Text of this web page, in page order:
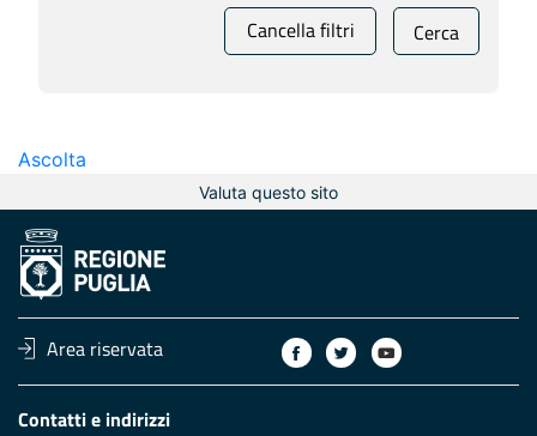
Cancella filtri Cerca
Ascolta
Valuta questo sito
Area riservata
Contatti e indirizzi